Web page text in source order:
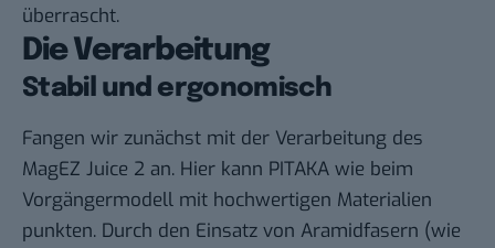
überrascht.
Die Verarbeitung
Stabil und ergonomisch
Fangen wir zunächst mit der Verarbeitung des
MagEZ Juice 2 an. Hier kann PITAKA wie beim
Vorgängermodell mit hochwertigen Materialien
punkten. Durch den Einsatz von Aramidfasern (wie